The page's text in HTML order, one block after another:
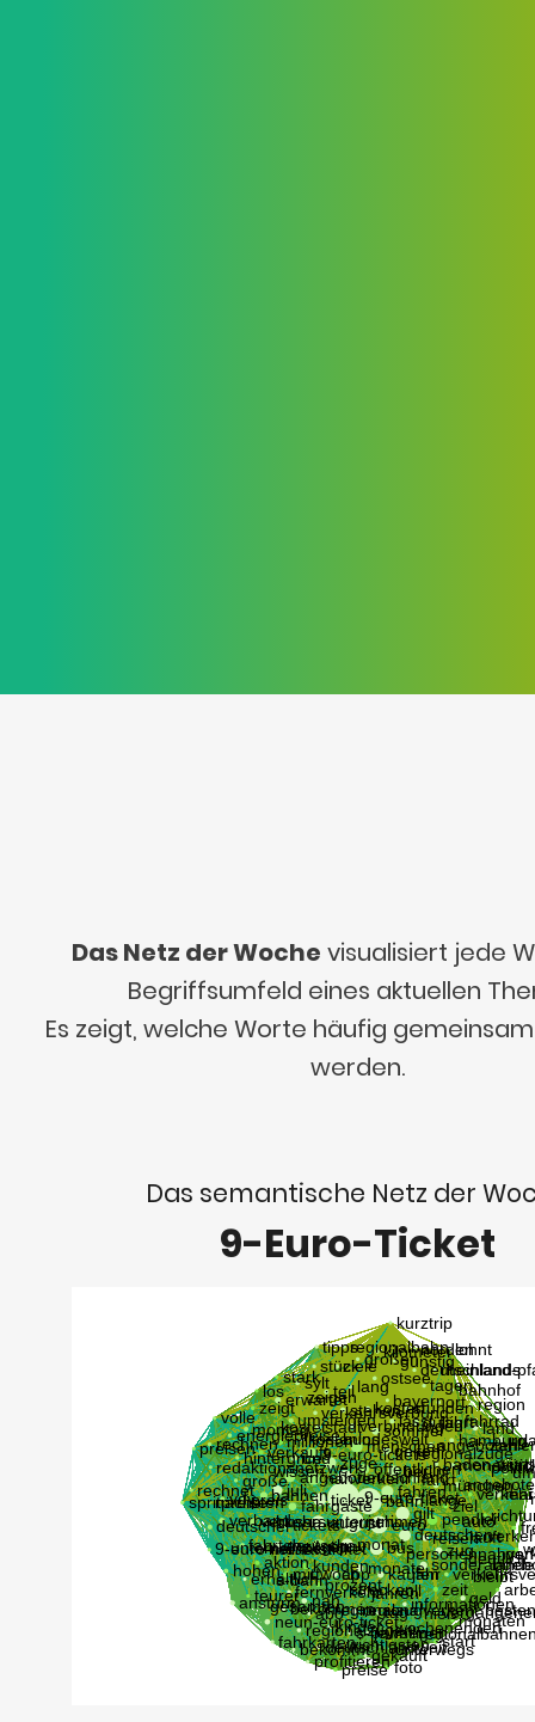
Das Netz der Woche visualisiert jede
Begriffsumfeld eines aktuellen
Es zeigt, welche Worte häufig
werden.
Das semantische Netz der
9-Euro-Ticket